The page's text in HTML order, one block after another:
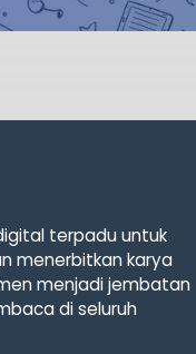
terpadu untuk
menerbitkan karya
menjadi jembatan
di seluruh